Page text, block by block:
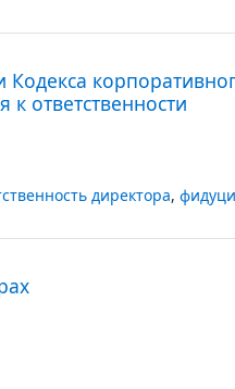
ответственности
директора,